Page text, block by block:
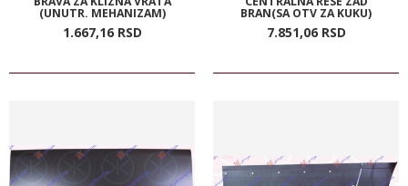
(UNUTR. MEHANIZAM)
1.667,16 RSD
BRAN(SA OTV ZA KUKU)
7.851,06 RSD